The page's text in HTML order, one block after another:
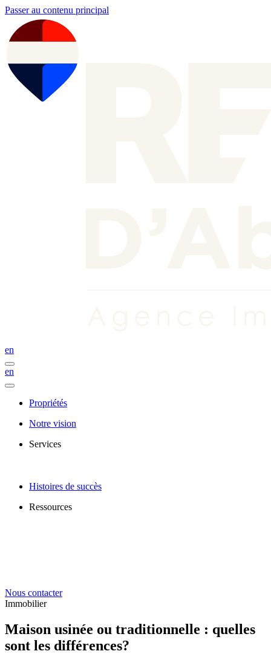
Passer au contenu principal
en
en
Propriétés
Notre vision
Services
Histoires de succès
Ressources
Nous contacter
Immobilier
Maison usinée ou traditionnelle : quelles
sont les différences?